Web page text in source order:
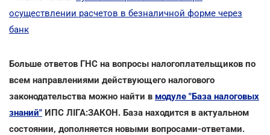
осуществлении расчетов в безналичной форме через
банк
Больше ответов ГНС на вопросы налогоплательщиков по
всем направлениями действующего налогового
законодательства можно найти в модуле "База налоговых
знаний" ИПС ЛІГА:ЗАКОН. База находится в актуальном
состоянии, дополняется новыми вопросами-ответами.